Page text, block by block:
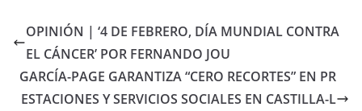
OPINIÓN | ‘4 DE FEBRERO, DÍA MUNDIAL CONTRA
EL CÁNCER’ POR FERNANDO JOU
GARCÍA-PAGE GARANTIZA “CERO RECORTES” EN PR
ESTACIONES Y SERVICIOS SOCIALES EN CASTILLA-L